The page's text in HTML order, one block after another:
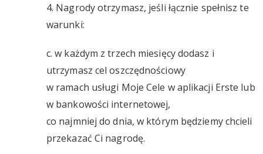
4. Nagrody otrzymasz, jeśli łącznie spełnisz te
warunki:
c. w każdym z trzech miesięcy dodasz i
utrzymasz cel oszczędnościowy
w ramach usługi Moje Cele w aplikacji Erste lub
w bankowości internetowej,
co najmniej do dnia, w którym będziemy chcieli
przekazać Ci nagrodę.